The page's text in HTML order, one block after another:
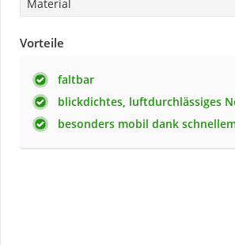
Material
Vorteile
faltbar
blickdichtes, luftdurchlässiges
besonders mobil dank